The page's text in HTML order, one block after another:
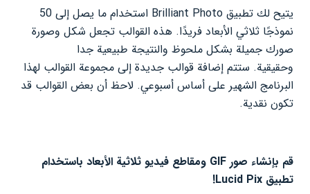
يتيح لك تطبيق Brilliant Photo استخدام ما يصل إلى 50
نموذجًا ثلاثي الأبعاد فريدًا. هذه القوالب تجعل شكل وصورة
صورك جميلة بشكل ملحوظ والنتيجة طبيعية جدا
وحقيقية. ستتم إضافة قوالب جديدة إلى مجموعة القوالب لهذا
البرنامج الشهير على أساس أسبوعي. لاحظ أن بعض القوالب قد
تكون نقدية.
قم بإنشاء صور GIF ومقاطع فيديو ثلاثية الأبعاد باستخدام
تطبيق Lucid Pix!